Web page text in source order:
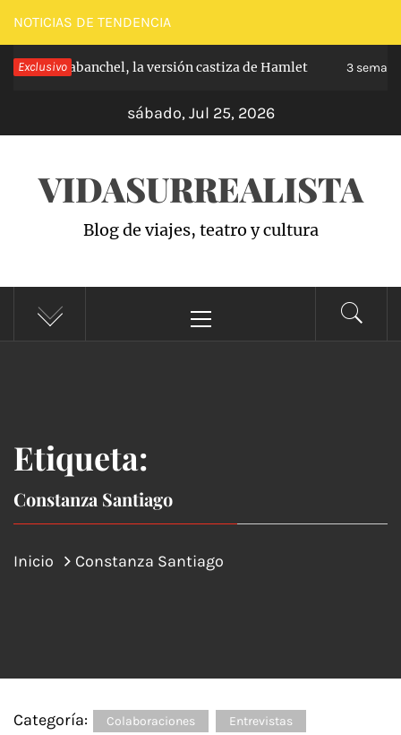
Saltar
al
contenido
NOTICIAS DE TENDENCIA
Exclusivo
de Carabanchel, la versión castiza de Hamlet 3
sábado, Jul 25, 2026
VIDASURREALISTA
Blog de viajes, teatro y cultura
principal
Etiqueta:
Constanza Santiago
Inicio Constanza Santiago
Categoría: Colaboraciones Entrevistas